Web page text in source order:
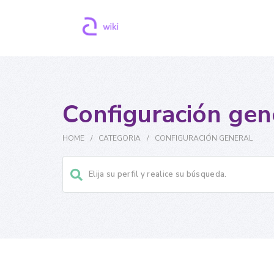
Configuración
HOME / CATEGORIA / CONFIGURACIÓN GENERAL